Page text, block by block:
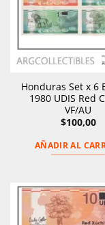
Honduras Set x 6
1980 UDIS Red
VF/AU
$100,00
AÑADIR AL